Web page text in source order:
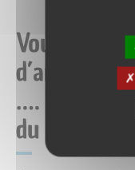
Livret de famille
Recensement
Espace Naturel
Consignes de tri
Vous avez
…. d’un
du public